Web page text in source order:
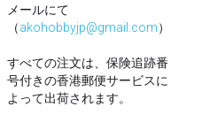
メールにて
（akohobbyjp@gmail.com）
すべての注文は、保険追跡番
号付きの香港郵便サービスに
よって出荷されます。